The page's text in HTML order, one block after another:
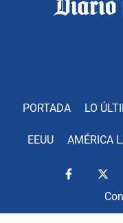
PORTADA LO
EEUU AMÉRICA